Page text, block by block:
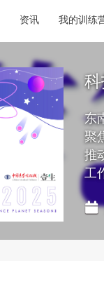
资讯 我的训练
东
聚
推
工